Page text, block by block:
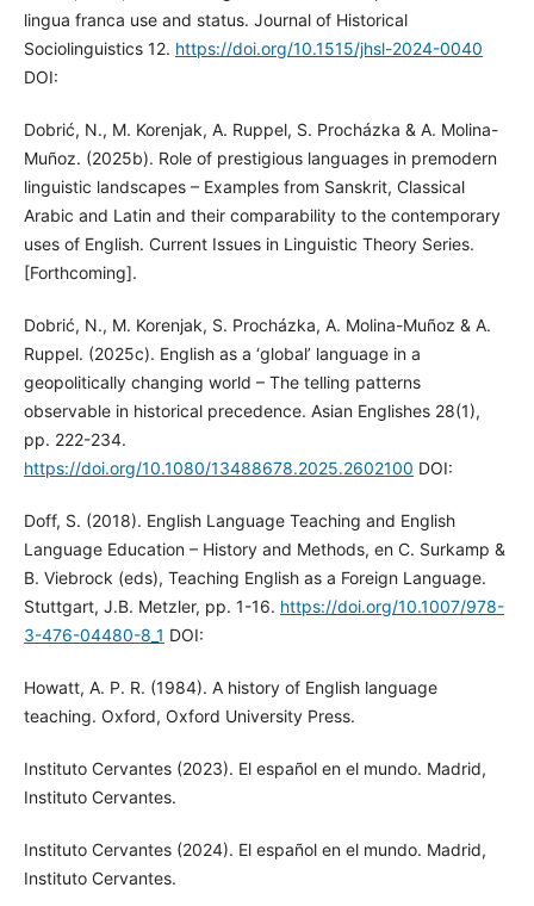
lingua franca use and status. Journal of Historical
Sociolinguistics 12. https://doi.org/10.1515/jhsl-2024-0040
DOI:
Dobrić, N., M. Korenjak, A. Ruppel, S. Procházka & A. Molina-
Muñoz. (2025b). Role of prestigious languages in premodern
linguistic landscapes – Examples from Sanskrit, Classical
Arabic and Latin and their comparability to the contemporary
uses of English. Current Issues in Linguistic Theory Series.
[Forthcoming].
Dobrić, N., M. Korenjak, S. Procházka, A. Molina-Muñoz & A.
Ruppel. (2025c). English as a ‘global’ language in a
geopolitically changing world – The telling patterns
observable in historical precedence. Asian Englishes 28(1),
pp. 222-234.
https://doi.org/10.1080/13488678.2025.2602100 DOI:
Doff, S. (2018). English Language Teaching and English
Language Education – History and Methods, en C. Surkamp &
B. Viebrock (eds), Teaching English as a Foreign Language.
Stuttgart, J.B. Metzler, pp. 1-16. https://doi.org/10.1007/978-
3-476-04480-8_1 DOI:
Howatt, A. P. R. (1984). A history of English language
teaching. Oxford, Oxford University Press.
Instituto Cervantes (2023). El español en el mundo. Madrid,
Instituto Cervantes.
Instituto Cervantes (2024). El español en el mundo. Madrid,
Instituto Cervantes.